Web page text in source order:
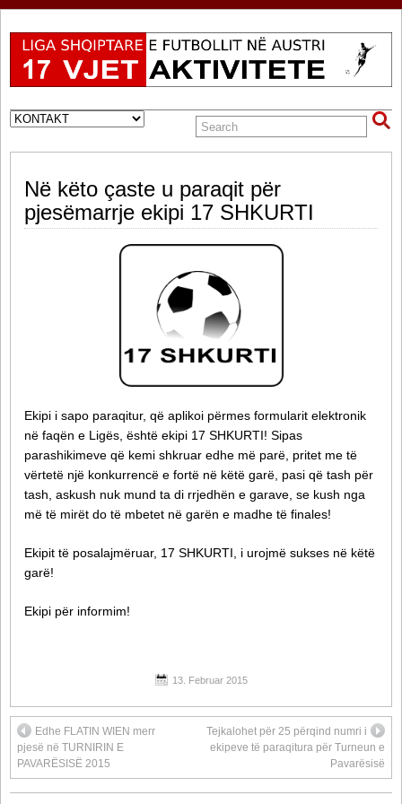
Në këto çaste u paraqit për
pjesëmarrje ekipi 17 SHKURTI
Ekipi i sapo paraqitur, që aplikoi përmes formularit elektronik
në faqën e Ligës, është ekipi 17 SHKURTI! Sipas
parashikimeve që kemi shkruar edhe më parë, pritet me të
vërtetë një konkurrencë e fortë në këtë garë, pasi që tash për
tash, askush nuk mund ta di rrjedhën e garave, se kush nga
më të mirët do të mbetet në garën e madhe të finales!
Ekipit të posalajmëruar, 17 SHKURTI, i urojmë sukses në këtë
garë!
Ekipi për informim!
13. Februar 2015
Edhe FLATIN WIEN merr
pjesë në TURNIRIN E
PAVARËSISË 2015
Tejkalohet për 25 përqind numri i
ekipeve të paraqitura për Turneun e
Pavarësisë